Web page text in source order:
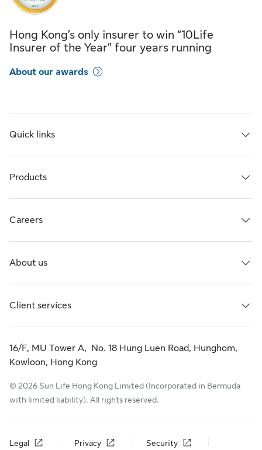
Hong Kong’s only insurer to win “10Life
Insurer of the Year” four years running
About our awards
Quick links
Products
Careers
About us
Client services
16/F, MU Tower A, No. 18 Hung Luen Road, Hunghom,
Kowloon, Hong Kong
© 2026 Sun Life Hong Kong Limited (Incorporated in Bermuda
with limited liability). All rights reserved.
Legal Privacy Security